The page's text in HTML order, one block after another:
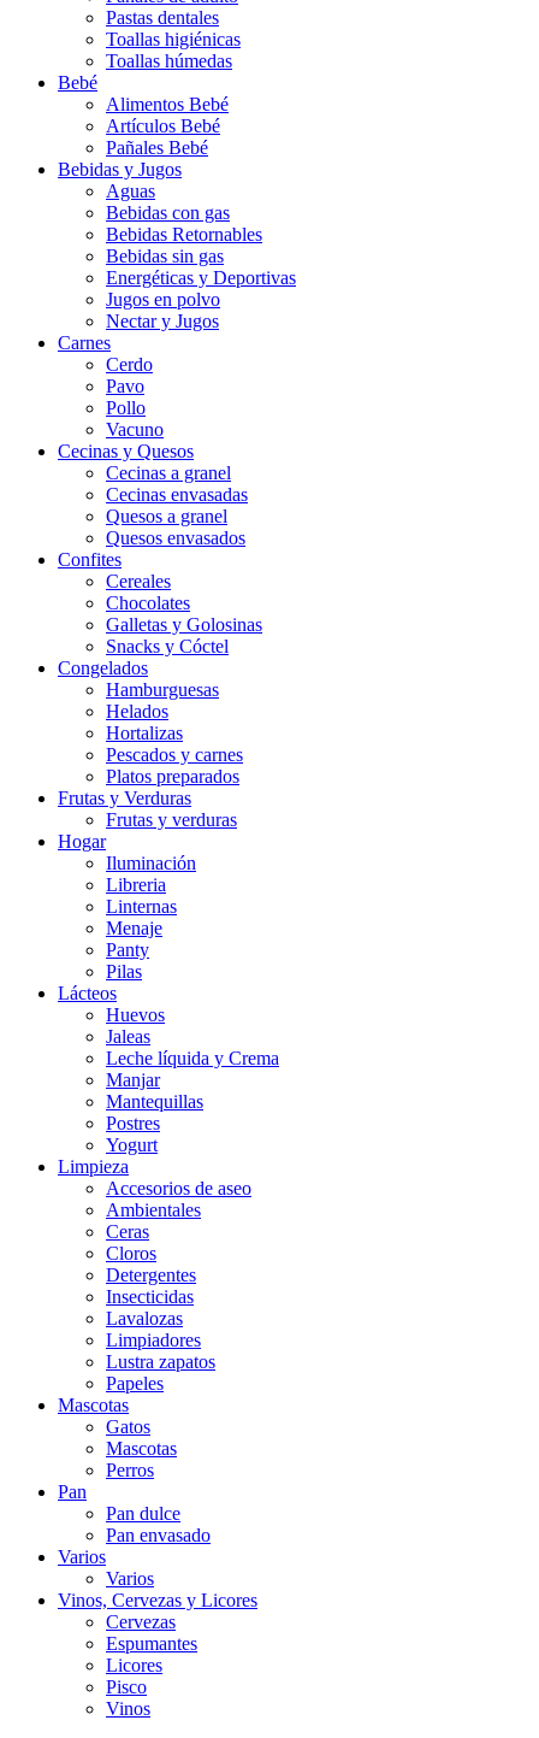
Pastas dentales
Toallas higiénicas
Toallas húmedas
Bebé
Alimentos Bebé
Artículos Bebé
Pañales Bebé
Bebidas y Jugos
Aguas
Bebidas con gas
Bebidas Retornables
Bebidas sin gas
Energéticas y Deportivas
Jugos en polvo
Nectar y Jugos
Carnes
Cerdo
Pavo
Pollo
Vacuno
Cecinas y Quesos
Cecinas a granel
Cecinas envasadas
Quesos a granel
Quesos envasados
Confites
Cereales
Chocolates
Galletas y Golosinas
Snacks y Cóctel
Congelados
Hamburguesas
Helados
Hortalizas
Pescados y carnes
Platos preparados
Frutas y Verduras
Frutas y verduras
Hogar
Iluminación
Libreria
Linternas
Menaje
Panty
Pilas
Lácteos
Huevos
Jaleas
Leche líquida y Crema
Manjar
Mantequillas
Postres
Yogurt
Limpieza
Accesorios de aseo
Ambientales
Ceras
Cloros
Detergentes
Insecticidas
Lavalozas
Limpiadores
Lustra zapatos
Papeles
Mascotas
Gatos
Mascotas
Perros
Pan
Pan dulce
Pan envasado
Varios
Varios
Vinos, Cervezas y Licores
Cervezas
Espumantes
Licores
Pisco
Vinos